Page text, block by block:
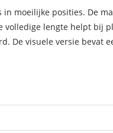
moeilijke posities. De
lengte helpt bij
De visuele versie bevat